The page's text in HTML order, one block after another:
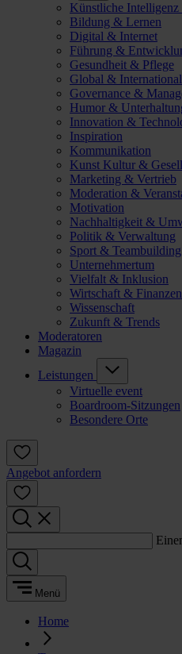
Künstliche
Bildung & Lernen
Digital & Internet
Führung &
Gesundheit & Pflege
Global & International
Governance &
Humor &
Innovation &
Inspiration
Kommunikation
Kunst Kultur &
Marketing & Vertrieb
Moderation &
Motivation
Nachhaltigkeit &
Politik & Verwaltung
Sport & Teambuilding
Unternehmertum
Vielfalt & Inklusion
Wirtschaft & Finanzen
Wissenschaft
Zukunft & Trends
Moderatoren
Magazin
Leistungen
Virtuelle event
Boardroom-Sitzungen
Besondere Orte
Angebot anfordern
Menü
Home